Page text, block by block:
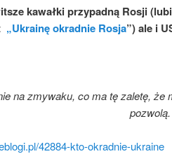
kawałki przypadną Rosji
„Ukrainę okradnie Rosja”) ale i
na zmywaku, co ma tę zaletę,
pozwolą.
42884-kto-okradnie-ukraine